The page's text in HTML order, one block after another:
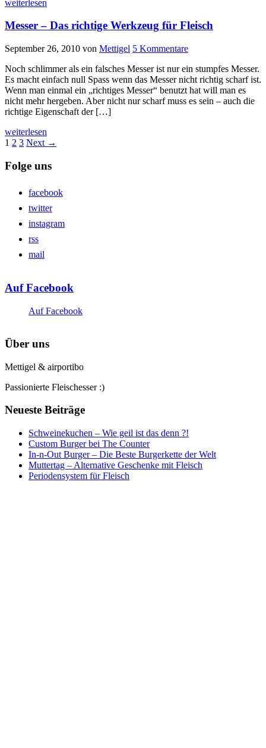
weiterlesen
Messer – Das richtige Werkzeug für Fleisch
September 26, 2010 von Mettigel 5 Kommentare
Noch schlimmer als ein falsches Messer ist nur ein stumpfes Messer.
Es macht einfach null Spass wenn das Messer nicht richtig scharf ist.
Wenn man einmal ein „richtiges Messer“ benutzt hat will man es
nicht mehr hergeben. Aber nicht nur scharf muss es sein – auch die
richtige Eigenschaft der […]
weiterlesen
1 2 3 Next →
Folge uns
facebook
twitter
instagram
rss
mail
Auf Facebook
Auf Facebook
Über uns
Mettigel & airportibo
Passionierte Fleischesser :)
Neueste Beiträge
Schweinekuchen – Wie geil ist das denn ?!
Custom Burger bei The Counter
In-n-Out Burger – Die Beste Burgerkette der Welt
Muttertag – Alternative Geschenke mit Fleisch
Periodensystem für Fleisch